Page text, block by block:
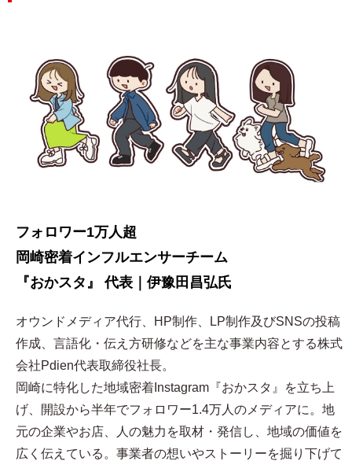
フォロワー1万人超
岡崎密着インフルエンサーチーム
『おかスタ』 代表｜伊豫田昌弘氏
オウンドメディア代行、HP制作、LP制作及びSNSの投稿
作成、言語化・伝え方研修などを主な事業内容とする株式
会社Pdien代表取締役社長。
岡崎に特化した地域密着Instagram『おかスタ』を立ち上
げ、開設から半年でフォロワー1.4万人のメディアに。地
元の企業やお店、人の魅力を取材・発信し、地域の価値を
広く伝えている。事業者の想いやストーリーを掘り下げて